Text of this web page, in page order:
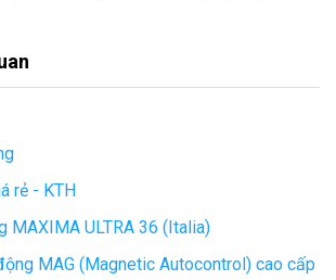
rẻ - KTH
MAXIMA ULTRA 36 (Italia)
MAG (Magnetic Autocontrol) cao cấp